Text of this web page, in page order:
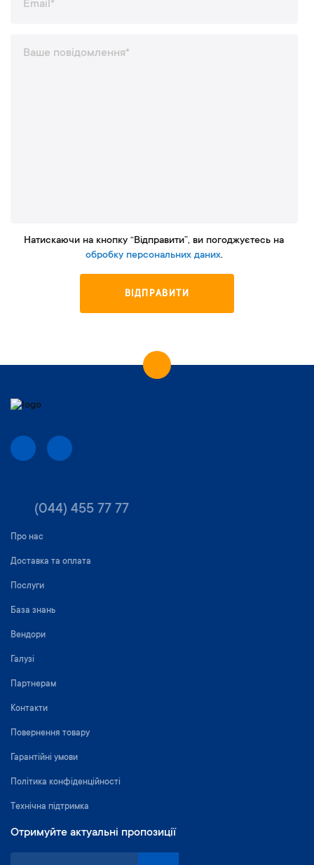
Натискаючи на кнопку “Відправити”, ви погоджуєтесь на
обробку персональних даних.
ВІДПРАВИТИ
(044) 455 77 77
Про нас
Доставка та оплата
Послуги
База знань
Вендори
Галузі
Партнерам
Контакти
Повернення товару
Гарантійні умови
Політика конфіденційності
Технічна підтримка
Отримуйте актуальні пропозиції